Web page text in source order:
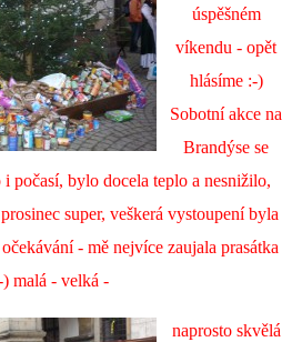
úspěšném
víkendu - opět
hlásíme :-)
Sobotní akce na
Brandýse se
počasí, bylo docela teplo a nesnižilo,
super, veškerá vystoupení byla
- mě nejvíce zaujala prasátka
) malá - velká -
naprosto skvělá